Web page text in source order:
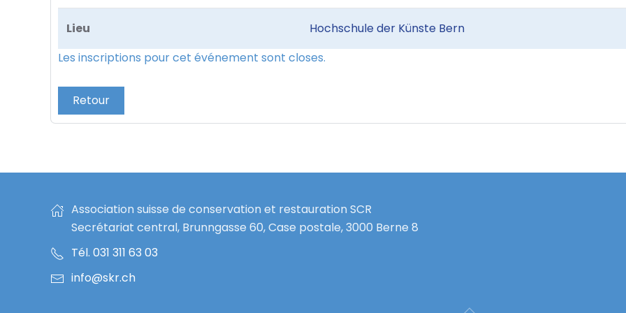
Lieu
Hochschule der Künste Bern
Les inscriptions pour cet événement sont closes.
Retour
Association suisse de conservation et restauration SCR
Secrétariat central, Brunngasse 60, Case postale, 3000 Berne 8
Tél. 031 311 63 03
info@skr.ch